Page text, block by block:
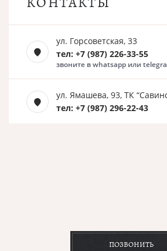
ул. Горсоветская, 33
тел: +7 (987) 226-33-55
звоните в whatsapp или
ул. Ямашева, 93, ТК
тел: +7 (987) 296-22-43
ПОЗВОНИТЬ